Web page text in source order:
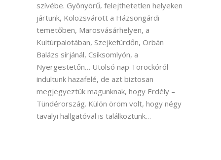
szívébe. Gyönyörű, felejthetetlen helyeken
jártunk, Kolozsvárott a Házsongárdi
temetőben, Marosvásárhelyen, a
Kultúrpalotában, Szejkefürdőn, Orbán
Balázs sírjánál, Csíksomlyón, a
Nyergestetőn… Utolsó nap Torockóról
indultunk hazafelé, de azt biztosan
megjegyeztük magunknak, hogy Erdély –
Tündérország. Külön öröm volt, hogy négy
tavalyi hallgatóval is találkoztunk…